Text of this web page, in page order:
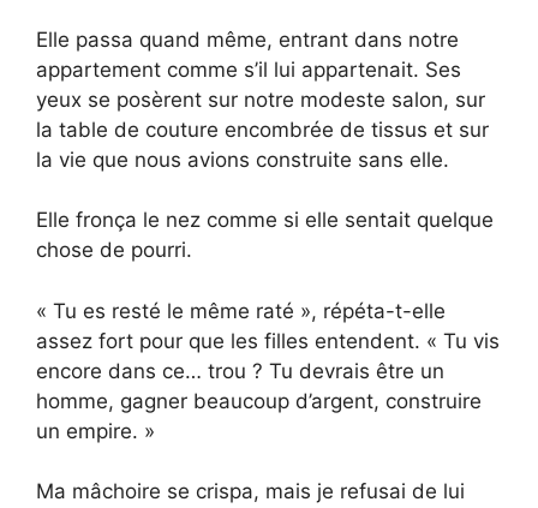
Elle passa quand même, entrant dans notre
appartement comme s’il lui appartenait. Ses
yeux se posèrent sur notre modeste salon, sur
la table de couture encombrée de tissus et sur
la vie que nous avions construite sans elle.
Elle fronça le nez comme si elle sentait quelque
chose de pourri.
« Tu es resté le même raté », répéta-t-elle
assez fort pour que les filles entendent. « Tu vis
encore dans ce… trou ? Tu devrais être un
homme, gagner beaucoup d’argent, construire
un empire. »
Ma mâchoire se crispa, mais je refusai de lui